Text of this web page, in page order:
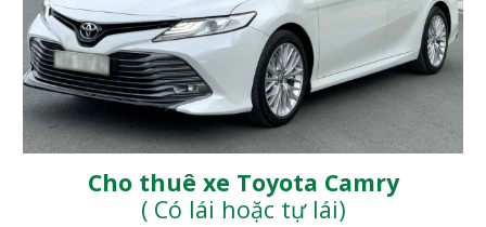
Cho thuê xe Toyota Camry
( Có lái hoặc tự lái)